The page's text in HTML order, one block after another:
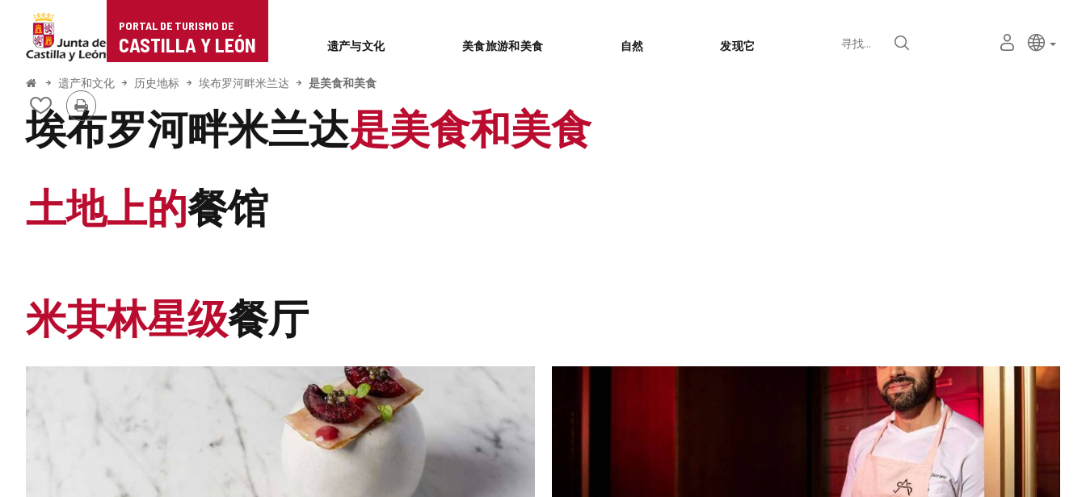
Portal
de
Turismo
Castilla
León
PORTAL DE TURISMO DE
CASTILLA Y LEÓN 遗产与文化 美食旅游和美食 自然 发现它 寻找
语
言
主动语
中文
开
始
遗产和文化 历史地标 埃布罗河畔米兰达 是美食和美食
埃布罗河畔米兰达是美食和美食
从
我
的
笔
中
打
印
土地上的餐馆
米其林星级餐厅